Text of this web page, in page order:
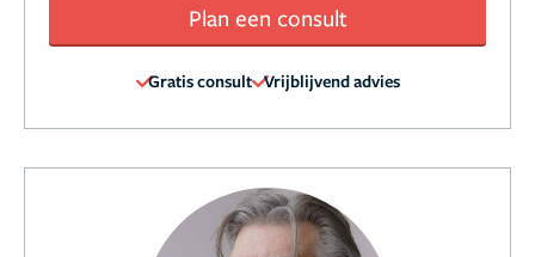
Plan een consult
Gratis consult Vrijblijvend advies